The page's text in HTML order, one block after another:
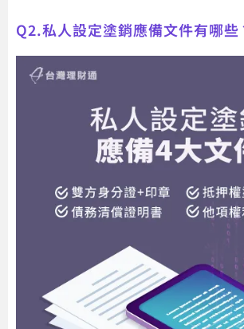
Q2.私人設定塗銷應備文件有哪些